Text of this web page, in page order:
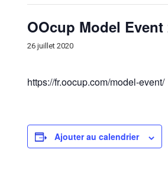
OOcup Model Event
26 juillet 2020
https://fr.oocup.com/model-event/
Ajouter au calendrier